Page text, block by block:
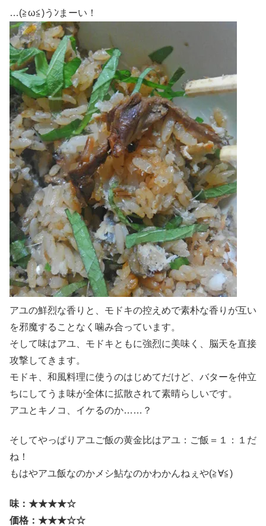
…(≧ω≦)うﾝまーい！
アユの鮮烈な香りと、モドキの控えめで素朴な香りが互い
を邪魔することなく噛み合っています。
そして味はアユ、モドキともに強烈に美味く、脳天を直接
攻撃してきます。
モドキ、和風料理に使うのはじめてだけど、バターを仲立
ちにしてうま味が全体に拡散されて素晴らしいです。
アユとキノコ、イケるのか……？
そしてやっぱりアユご飯の黄金比はアユ：ご飯＝１：１だ
ね！
もはやアユ飯なのかメシ鮎なのかわかんねぇや(≧∀≦)
味：★★★★☆
価格：★★★☆☆